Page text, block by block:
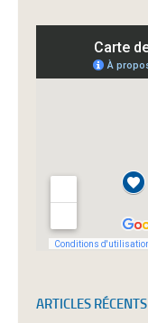
newsletters
ARTICLES RÉCENTS